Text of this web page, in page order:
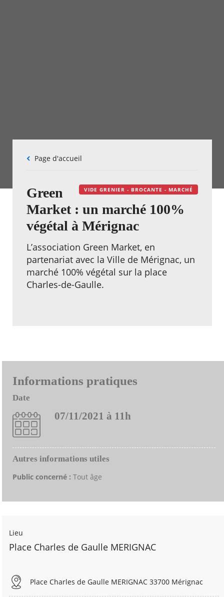
Fil
Page d'accueil
VIDE GRENIER - BROCANTE - MARCHÉ
Green
Market : un marché 100%
végétal à Mérignac
L’association Green Market, en
partenariat avec la Ville de Mérignac, un
marché 100% végétal sur la place
Charles-de-Gaulle.
Informations pratiques
Date
07/11/2021 à 11h
Autres informations utiles
Public concerné : Tout âge
Lieu
Place Charles de Gaulle MERIGNAC
Place Charles de Gaulle MERIGNAC 33700 Mérignac